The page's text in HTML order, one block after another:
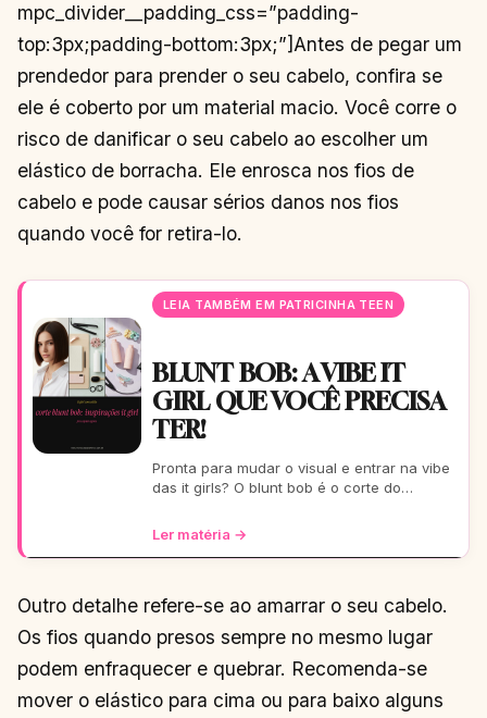
mpc_divider__padding_css=”padding-
top:3px;padding-bottom:3px;”]Antes de pegar um
prendedor para prender o seu cabelo, confira se
ele é coberto por um material macio. Você corre o
risco de danificar o seu cabelo ao escolher um
elástico de borracha. Ele enrosca nos fios de
cabelo e pode causar sérios danos nos fios
quando você for retira-lo.
LEIA TAMBÉM EM PATRICINHA TEEN
BLUNT BOB: A VIBE IT
GIRL QUE VOCÊ PRECISA
TER!
Pronta para mudar o visual e entrar na vibe
das it girls? O blunt bob é o corte do
Vem ver como ele
Ler matéria →
Outro detalhe refere-se ao amarrar o seu cabelo.
Os fios quando presos sempre no mesmo lugar
podem enfraquecer e quebrar. Recomenda-se
mover o elástico para cima ou para baixo alguns